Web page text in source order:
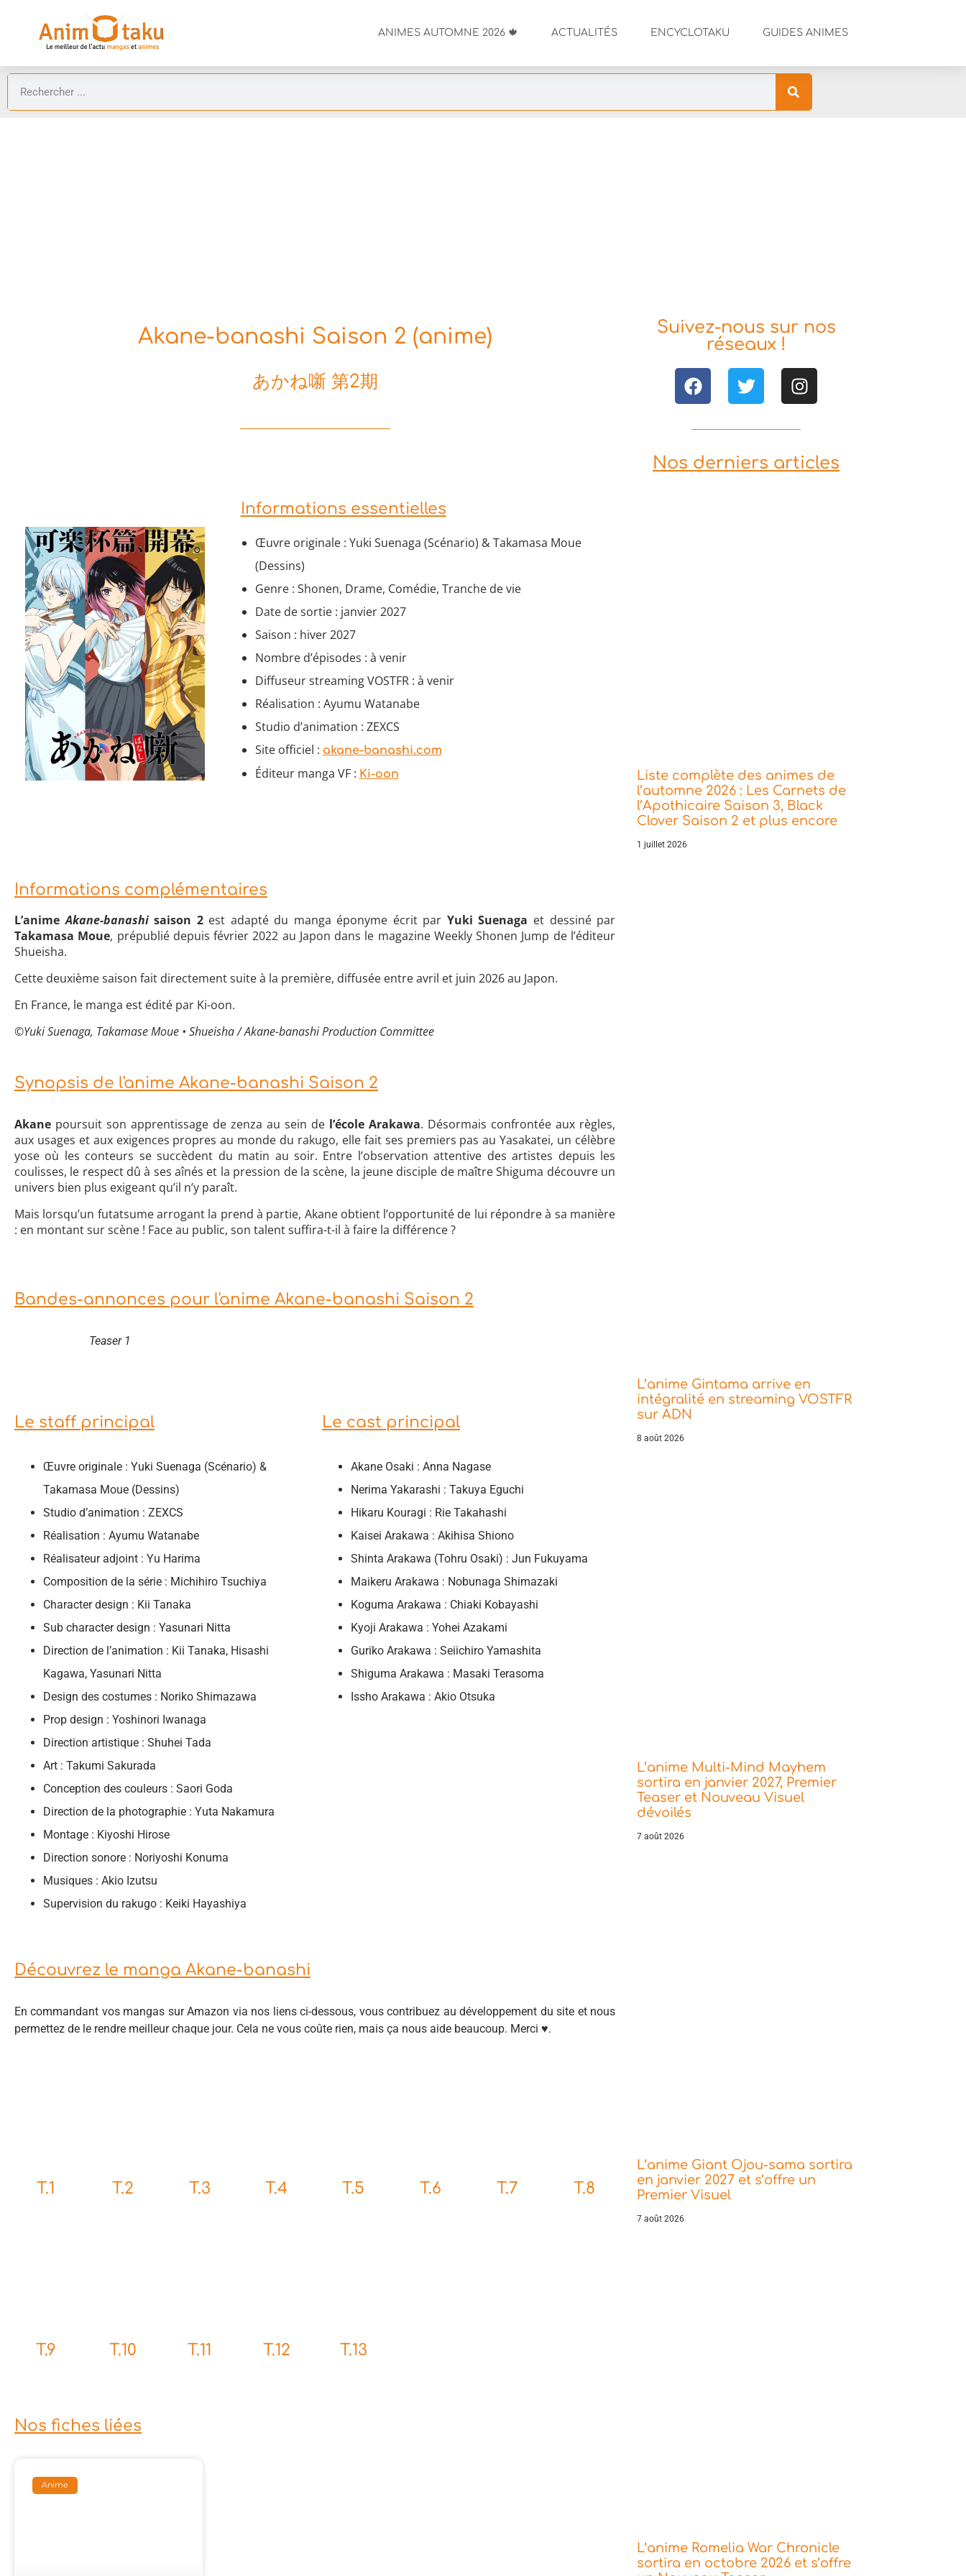
ANIMES AUTOMNE 2026 🍁 ACTUALITÉS ENCYCLOTAKU GUIDES ANIMES
Akane-banashi Saison 2 (anime)
あかね噺 第2期
Informations essentielles
Œuvre originale : Yuki Suenaga (Scénario) & Takamasa Moue
(Dessins)
Genre : Shonen, Drame, Comédie, Tranche de vie
Date de sortie : janvier 2027
Saison : hiver 2027
Nombre d’épisodes : à venir
Diffuseur streaming VOSTFR : à venir
Réalisation : Ayumu Watanabe
Studio d’animation : ZEXCS
Site officiel : akane-banashi.com
Éditeur manga VF : Ki-oon
Informations complémentaires
L’animeAkane-banashisaison 2 est adapté du manga éponyme écrit par Yuki Suenaga et dessiné par
Takamasa Moue, prépublié depuis février 2022 au Japon dans le magazine Weekly Shonen Jump de l’éditeur
Shueisha.
Cette deuxième saison fait directement suite à la première, diffusée entre avril et juin 2026 au Japon.
En France, le manga est édité par Ki-oon.
©Yuki Suenaga, Takamase Moue • Shueisha / Akane-banashi Production Committee
Synopsis de l'anime Akane-banashi Saison 2
Akane poursuit son apprentissage de zenza au sein de l’école Arakawa. Désormais confrontée aux règles,
aux usages et aux exigences propres au monde du rakugo, elle fait ses premiers pas au Yasakatei, un célèbre
yose où les conteurs se succèdent du matin au soir. Entre l’observation attentive des artistes depuis les
coulisses, le respect dû à ses aînés et la pression de la scène, la jeune disciple de maître Shiguma découvre un
univers bien plus exigeant qu’il n’y paraît.
Mais lorsqu’un futatsume arrogant la prend à partie, Akane obtient l’opportunité de lui répondre à sa manière
: en montant sur scène ! Face au public, son talent suffira-t-il à faire la différence ?
Bandes-annonces pour l'anime Akane-banashi Saison 2
Teaser 1
Le staff principal
Œuvre originale : Yuki Suenaga (Scénario) &
Takamasa Moue (Dessins)
Studio d’animation : ZEXCS
Réalisation : Ayumu Watanabe
Réalisateur adjoint : Yu Harima
Composition de la série : Michihiro Tsuchiya
Character design : Kii Tanaka
Sub character design : Yasunari Nitta
Direction de l’animation : Kii Tanaka, Hisashi
Kagawa, Yasunari Nitta
Design des costumes : Noriko Shimazawa
Prop design : Yoshinori Iwanaga
Direction artistique : Shuhei Tada
Art : Takumi Sakurada
Conception des couleurs : Saori Goda
Direction de la photographie : Yuta Nakamura
Montage : Kiyoshi Hirose
Direction sonore : Noriyoshi Konuma
Musiques : Akio Izutsu
Supervision du rakugo : Keiki Hayashiya
Le cast principal
Akane Osaki : Anna Nagase
Nerima Yakarashi : Takuya Eguchi
Hikaru Kouragi : Rie Takahashi
Kaisei Arakawa : Akihisa Shiono
Shinta Arakawa (Tohru Osaki) : Jun Fukuyama
Maikeru Arakawa : Nobunaga Shimazaki
Koguma Arakawa : Chiaki Kobayashi
Kyoji Arakawa : Yohei Azakami
Guriko Arakawa : Seiichiro Yamashita
Shiguma Arakawa : Masaki Terasoma
Issho Arakawa : Akio Otsuka
Découvrez le manga Akane-banashi
En commandant vos mangas sur Amazon via nos liens ci-dessous, vous contribuez au développement du site et nous
permettez de le rendre meilleur chaque jour. Cela ne vous coûte rien, mais ça nous aide beaucoup. Merci ♥.
T.1 T.2 T.3 T.4 T.5 T.6 T.7 T.8
T.9 T.10 T.11 T.12 T.13
Nos fiches liées
Anime
Suivez-nous sur nos
réseaux !
Nos derniers articles
Liste complète des animes de
l’automne 2026 : Les Carnets de
l’Apothicaire Saison 3, Black
Clover Saison 2 et plus encore
1 juillet 2026
L’anime Gintama arrive en
intégralité en streaming VOSTFR
sur ADN
8 août 2026
L’anime Multi-Mind Mayhem
sortira en janvier 2027, Premier
Teaser et Nouveau Visuel
dévoilés
7 août 2026
L’anime Giant Ojou-sama sortira
en janvier 2027 et s’offre un
Premier Visuel
7 août 2026
L’anime Romelia War Chronicle
sortira en octobre 2026 et s’offre